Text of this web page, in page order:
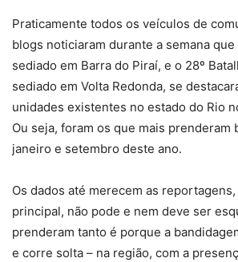
Praticamente todos os veículos de
blogs noticiaram durante a semana que
sediado em Barra do Piraí, e o 28º
sediado em Volta Redonda, se
unidades existentes no estado do Rio
Ou seja, foram os que mais prenderam
janeiro e setembro deste ano.
Os dados até merecem as
principal, não pode e nem deve ser
prenderam tanto é porque a
e corre solta – na região, com a